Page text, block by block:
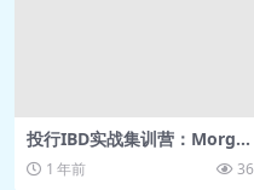
投行IBD实战集训营：Morga
n Stanley、CICC大佬带你做
名企实战项目
1 年前 36